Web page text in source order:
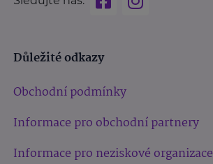
Důležité odkazy
Obchodní podmínky
Informace pro obchodní partnery
Informace pro neziskové organizace